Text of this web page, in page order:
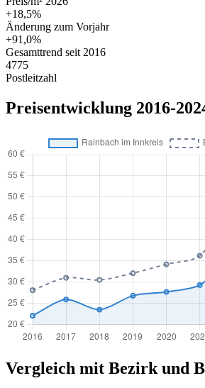
+18,5%
Änderung zum Vorjahr
+91,0%
Gesamttrend seit 2016
4775
Postleitzahl
Preisentwicklung 2016-
Vergleich mit Bezirk und